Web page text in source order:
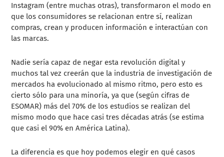
Instagram (entre muchas otras), transformaron el modo en
que los consumidores se relacionan entre sí, realizan
compras, crean y producen información e interactúan con
las marcas.
Nadie sería capaz de negar esta revolución digital y
muchos tal vez creerán que la industria de investigación de
mercados ha evolucionado al mismo ritmo, pero esto es
cierto sólo para una minoría, ya que (según cifras de
ESOMAR) más del 70% de los estudios se realizan del
mismo modo que hace casi tres décadas atrás (se estima
que casi el 90% en América Latina).
La diferencia es que hoy podemos elegir en qué casos